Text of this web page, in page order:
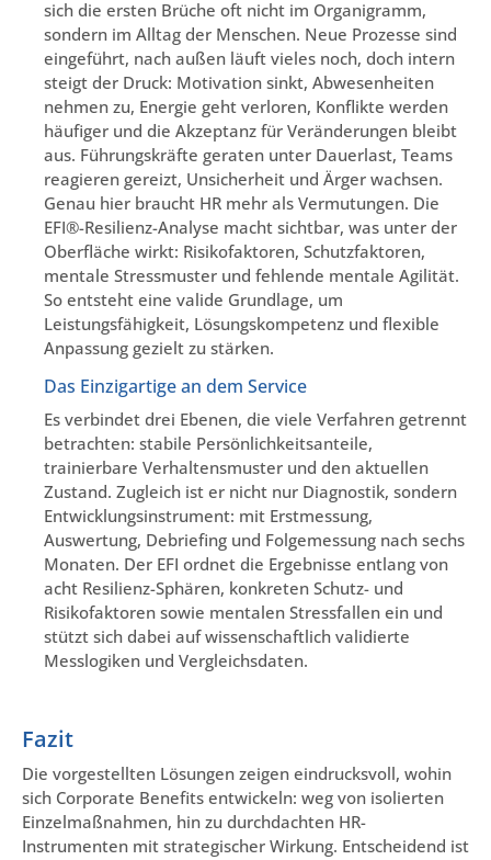
sich die ersten Brüche oft nicht im Organigramm,
sondern im Alltag der Menschen. Neue Prozesse sind
eingeführt, nach außen läuft vieles noch, doch intern
steigt der Druck: Motivation sinkt, Abwesenheiten
nehmen zu, Energie geht verloren, Konflikte werden
häufiger und die Akzeptanz für Veränderungen bleibt
aus. Führungskräfte geraten unter Dauerlast, Teams
reagieren gereizt, Unsicherheit und Ärger wachsen.
Genau hier braucht HR mehr als Vermutungen. Die
EFI®-Resilienz-Analyse macht sichtbar, was unter der
Oberfläche wirkt: Risikofaktoren, Schutzfaktoren,
mentale Stressmuster und fehlende mentale Agilität.
So entsteht eine valide Grundlage, um
Leistungsfähigkeit, Lösungskompetenz und flexible
Anpassung gezielt zu stärken.
Das Einzigartige an dem Service
Es verbindet drei Ebenen, die viele Verfahren getrennt
betrachten: stabile Persönlichkeitsanteile,
trainierbare Verhaltensmuster und den aktuellen
Zustand. Zugleich ist er nicht nur Diagnostik, sondern
Entwicklungsinstrument: mit Erstmessung,
Auswertung, Debriefing und Folgemessung nach sechs
Monaten. Der EFI ordnet die Ergebnisse entlang von
acht Resilienz-Sphären, konkreten Schutz- und
Risikofaktoren sowie mentalen Stressfallen ein und
stützt sich dabei auf wissenschaftlich validierte
Messlogiken und Vergleichsdaten.
Fazit
Die vorgestellten Lösungen zeigen eindrucksvoll, wohin
sich Corporate Benefits entwickeln: weg von isolierten
Einzelmaßnahmen, hin zu durchdachten HR-
Instrumenten mit strategischer Wirkung. Entscheidend ist